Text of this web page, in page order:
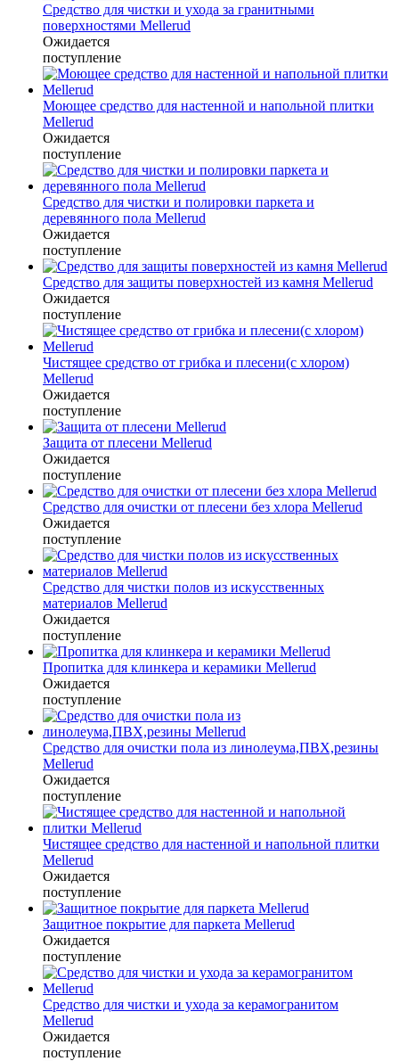
Средство для чистки и ухода за гранитными
поверхностями Mellerud
Ожидается
поступление
Моющее средство для настенной и напольной плитки
Mellerud
Ожидается
поступление
Средство для чистки и полировки паркета и
деревянного пола Mellerud
Ожидается
поступление
Средство для защиты поверхностей из камня Mellerud
Ожидается
поступление
Чистящее средство от грибка и плесени(с хлором)
Mellerud
Ожидается
поступление
Защита от плесени Mellerud
Ожидается
поступление
Средство для очистки от плесени без хлора Mellerud
Ожидается
поступление
Средство для чистки полов из искусственных
материалов Mellerud
Ожидается
поступление
Пропитка для клинкера и керамики Mellerud
Ожидается
поступление
Средство для очистки пола из линолеума,ПВХ,резины
Mellerud
Ожидается
поступление
Чистящее средство для настенной и напольной плитки
Mellerud
Ожидается
поступление
Защитное покрытие для паркета Mellerud
Ожидается
поступление
Средство для чистки и ухода за керамогранитом
Mellerud
Ожидается
поступление